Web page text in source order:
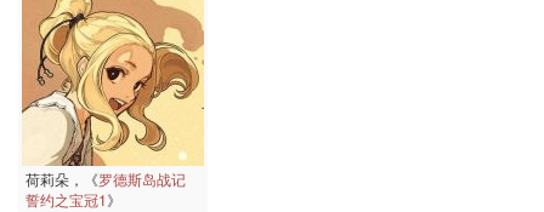
荷莉朵，《罗德斯岛战记
誓约之宝冠1》